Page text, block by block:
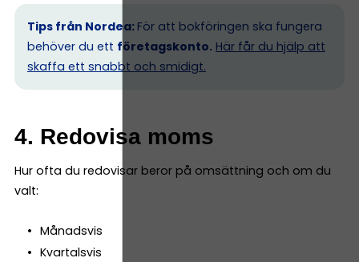
Tips från Nordea: För att bokföringen ska fungera
behöver du ett företagskonto. Här får du hjälp att
skaffa ett snabbt och smidigt.
4. Redovisa moms
Hur ofta du redovisar beror på omsättning och om du
valt:
Månadsvis
Kvartalsvis